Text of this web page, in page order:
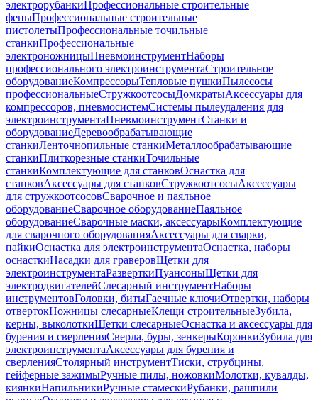
электрорубанкиПрофессиональные строительные
феныПрофессиональные строительные
пистолетыПрофессиональные точильные
станкиПрофессиональные
электроножницыПневмоинструментНаборы
профессионального электроинструментаСтроительное
оборудованиеКомпрессорыТепловые пушкиПылесосы
профессиональныеСтружкоотсосыДомкратыАксессуары для
компрессоров, пневмосистемСистемы пылеудаления для
электроинструментаПневмоинструментСтанки и
оборудованиеДеревообрабатывающие
станкиЛенточнопильные станкиМеталлообрабатывающие
станкиПлиткорезные станкиТочильные
станкиКомплектующие для станковОснастка для
станковАксессуары для станковСтружкоотсосыАксессуары
для стружкоотсосовСварочное и паяльное
оборудованиеСварочное оборудованиеПаяльное
оборудованиеСварочные маски, аксессуарыКомплектующие
для сварочного оборудованияАксессуары для сварки,
пайкиОснастка для электроинструментаОснастка, наборы
оснасткиНасадки для граверовЩетки для
электроинструментаРазверткиПуансоныЩетки для
электродвигателейСлесарный инструментНаборы
инструментовГоловки, битыГаечные ключиОтвертки, наборы
отвертокНожницы слесарныеКлещи строительныеЗубила,
керны, выколоткиЩетки слесарныеОснастка и аксессуары для
бурения и сверленияСверла, буры, зенкерыКоронкиЗубила для
электроинструментаАксессуары для бурения и
сверленияСтолярный инструментТиски, струбцины,
гейферные зажимыРучные пилы, ножовкиМолотки, кувалды,
киянкиНапильникиРучные стамескиРубанки, рашпили